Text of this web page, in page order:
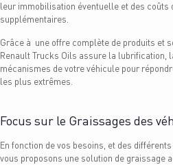
leur immobilisation éventuelle et des coûts
supplémentaires.
Grâce à une offre complète de produits et
Renault Trucks Oils assure la lubrification,
mécanismes de votre véhicule pour
les plus extrêmes.
Focus sur le Graissages des
En fonction de vos besoins, et des
vous proposons une solution de graissage